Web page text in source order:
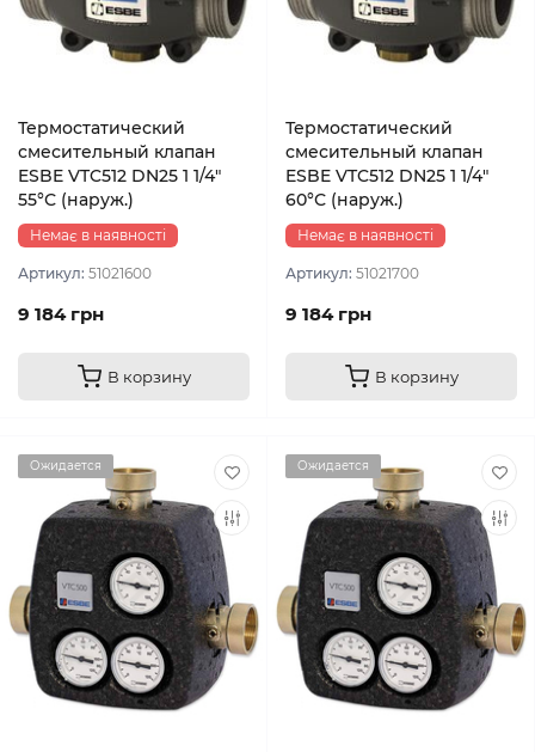
Термостатический
смесительный клапан
ESBE VTC512 DN25 1 1/4″
55°С (наруж.)
Немає в наявності
Артикул: 51021600
9 184 грн
В корзину
Термостатический
смесительный клапан
ESBE VTC512 DN25 1 1/4″
60°С (наруж.)
Немає в наявності
Артикул: 51021700
9 184 грн
В корзину
Ожидается Ожидается